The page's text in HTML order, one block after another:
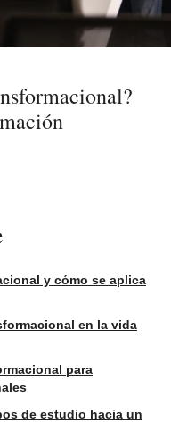
y cómo se aplica
en la vida
para
de estudio hacia un